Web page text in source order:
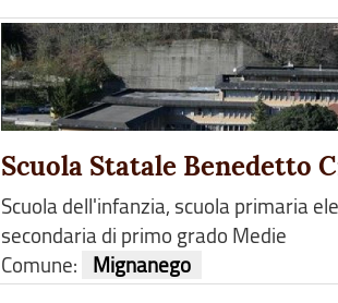
Scuola Statale Benedetto
Scuola dell'infanzia, scuola primaria
secondaria di primo grado Medie
Comune:
Mignanego